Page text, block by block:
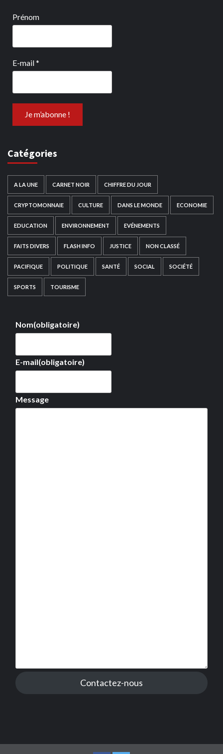
Prénom
E-mail*
Catégories
A LA UNE CARNET NOIR CHIFFRE DU JOUR
CRYPTOMONNAIE CULTURE DANS LE MONDE ECONOMIE
EDUCATION ENVIRONNEMENT EVÉNEMENTS
FAITS DIVERS FLASH INFO JUSTICE NON CLASSÉ
PACIFIQUE POLITIQUE SANTÉ SOCIAL SOCIÉTÉ
SPORTS TOURISME
Nom(obligatoire)
E-mail(obligatoire)
Message
Contactez-nous